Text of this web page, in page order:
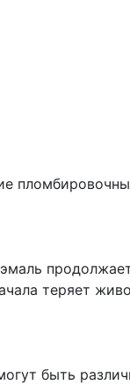
теряет
быть